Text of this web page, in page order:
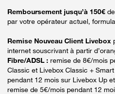
Remboursement jusqu’à 150€
par votre opérateur actuel,
Remise Nouveau Client Livebox
internet souscrivant à partir
Fibre/ADSL : remise de 8€/mois
Classic et Livebox Classic +
pendant 12 mois sur Livebox Up
remise de 5€/mois pendant 12